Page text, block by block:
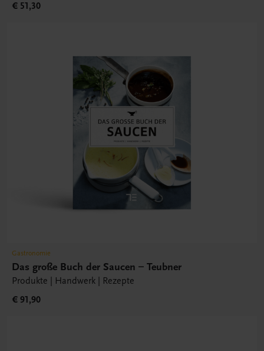
€ 51,30
Gastronomie
Das große Buch der Saucen – Teubner
Produkte | Handwerk | Rezepte
€ 91,90